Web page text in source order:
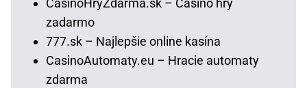
CasinoHryZdarma.sk – Casino hry
zadarmo
777.sk – Najlepšie online kasína
CasinoAutomaty.eu – Hracie automaty
zdarma